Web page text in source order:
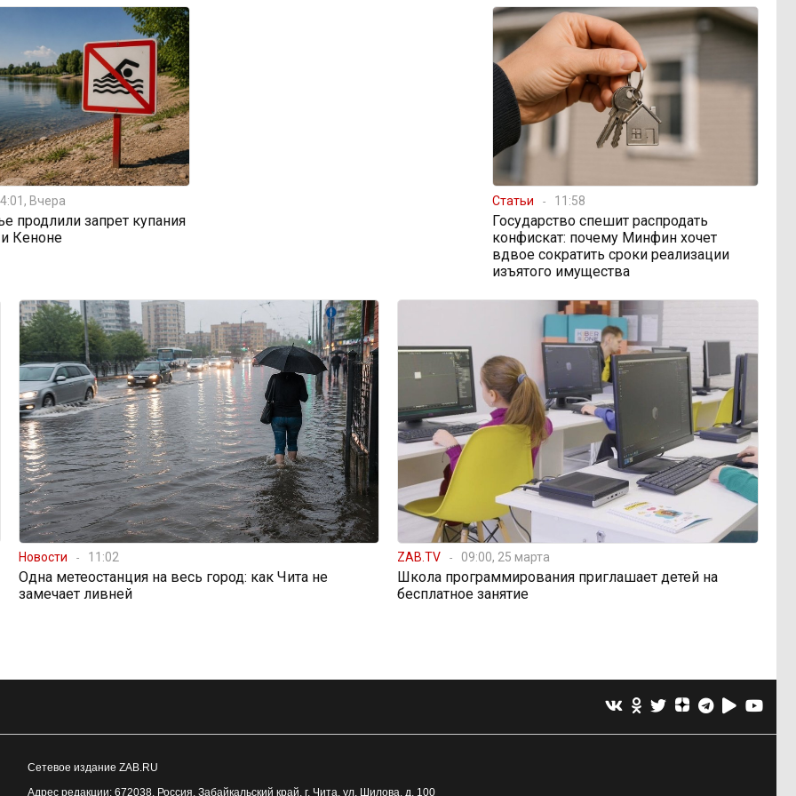
Вчера
продлили запрет купания
Кеноне
Статьи 11:58
Государство спешит распродать
конфискат: почему Минфин хочет
вдвое сократить сроки реализации
изъятого имущества
Новости 11:02
Одна метеостанция на весь город: как Чита не
замечает ливней
ZAB.TV 09:00, 25 марта
Школа программирования приглашает детей на
бесплатное занятие
Сетевое издание ZAB.RU
Адрес редакции: 672038, Россия, Забайкальский край, г. Чита, ул. Шилова, д. 100